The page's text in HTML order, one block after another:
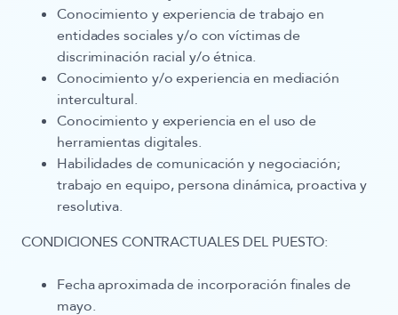
Conocimiento y experiencia de trabajo en
entidades sociales y/o con víctimas de
discriminación racial y/o étnica.
Conocimiento y/o experiencia en mediación
intercultural.
Conocimiento y experiencia en el uso de
herramientas digitales.
Habilidades de comunicación y negociación;
trabajo en equipo, persona dinámica, proactiva y
resolutiva.
CONDICIONES CONTRACTUALES DEL PUESTO:
Fecha aproximada de incorporación finales de
mayo.